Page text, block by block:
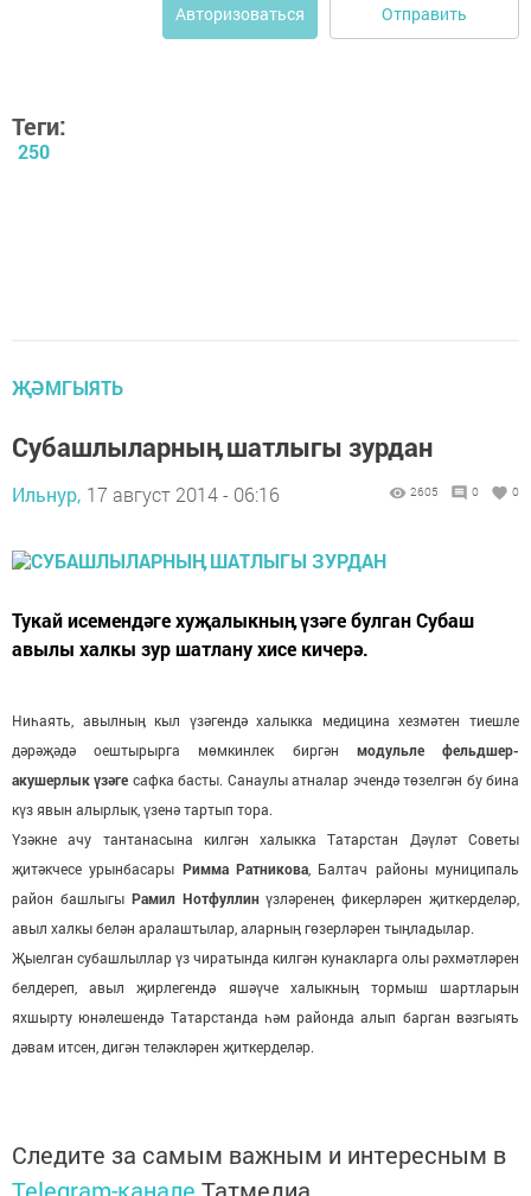
Авторизоваться Отправить
Теги:
250
ҖӘМГЫЯТЬ
Субашлыларныӊ шатлыгы зурдан
Ильнур, 17 август 2014 - 06:16 2605 0 0
Тукай исемендәге хуҗалыкныӊ үзәге булган Субаш
авылы халкы зур шатлану хисе кичерә.
Ниһаять, авылныӊ кыл үзәгендә халыкка медицина хезмәтен тиешле
дәрәҗәдә оештырырга мөмкинлек биргән модульле фельдшер-
акушерлык үзәге сафка басты. Санаулы атналар эчендә төзелгән бу бина
күз явын алырлык, үзенә тартып тора.
Үзәкне ачу тантанасына килгән халыкка Татарстан Дәүләт Советы
җитәкчесе урынбасары Римма Ратникова , Балтач районы муниципаль
район башлыгы Рамил Нотфуллинүзләренеӊ фикерләрен җиткерделәр,
авыл халкы белән аралаштылар, аларныӊ гөзерләрен тыӊладылар.
Җыелган субашлыллар үз чиратында килгән кунакларга олы рәхмәтләрен
белдереп, авыл җирлегендә яшәүче халыкныӊ тормыш шартларын
яхшырту юнәлешендә Татарстанда һәм районда алып барган вәзгыять
дәвам итсен, дигән теләкләрен җиткерделәр.
Следите за самым важным и интересным в